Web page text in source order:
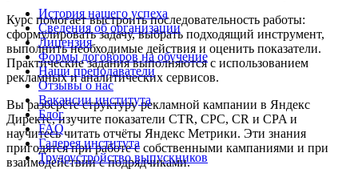
Курс помогает выстроить последовательность работы:
сформулировать задачу, выбрать подходящий инструмент,
выполнить необходимые действия и оценить показатели.
Практические задания выполняются с использованием
рекламных и аналитических сервисов.
Вы разберёте структуру рекламной кампании в Яндекс
Директе, изучите показатели CTR, CPC, CR и CPA и
научитесь читать отчёты Яндекс Метрики. Эти знания
пригодятся при работе с собственными кампаниями и при
взаимодействии с подрядчиками.
История нашего успеха
Cведения об организации
Лицензия
Формы договоров на обучение
Наши преподаватели
Отзывы о нас
Вакансии института
Блог
FAQ
Галерея института
Трудоустройство выпускников